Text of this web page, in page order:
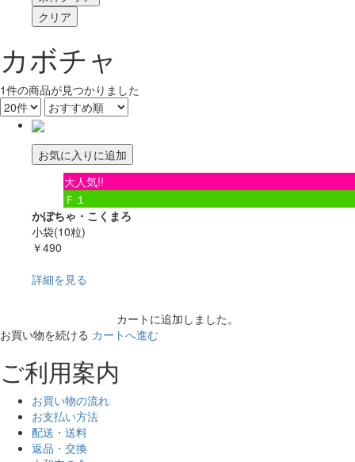
カボチャ
1件の商品が見つかりました
お気に入りに追加
大人気!!
Ｆ１
かぼちゃ・こくまろ
小袋(10粒)
￥490
詳細を見る
カートに追加しました。
お買い物を続ける カートへ進む
ご利用案内
お買い物の流れ
お支払い方法
配送・送料
返品・交換